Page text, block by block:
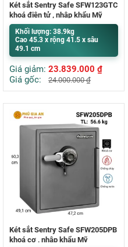
Két sắt Sentry Safe SFW123GTC
khoá điện tử , nhập khẩu Mỹ
Khối lượng: 38.9kg
Cao 45.3 x rộng 41.5 x sâu
49.1 cm
Giá giảm: 23.839.000 ₫
Giá gốc:
24.000.000₫
Két sắt Sentry Safe SFW205DPB
khoá cơ , nhập khẩu Mỹ